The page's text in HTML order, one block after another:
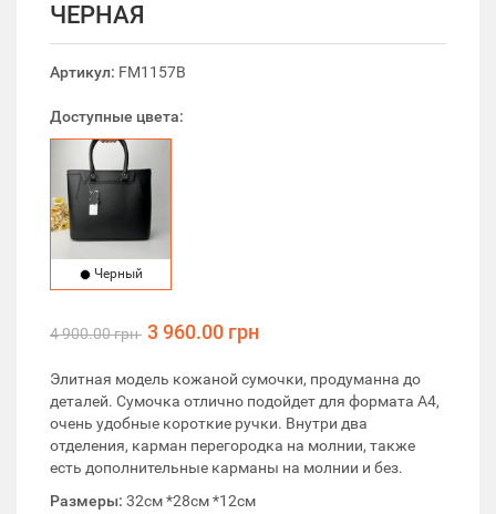
ЧЕРНАЯ
Артикул: FM1157B
Доступные цвета:
Черный
4 900.00 грн 3 960.00 грн
Элитная модель кожаной сумочки, продуманна до
деталей. Сумочка отлично подойдет для формата А4,
очень удобные короткие ручки. Внутри два
отделения, карман перегородка на молнии, также
есть дополнительные карманы на молнии и без.
Размеры: 32см *28см *12см